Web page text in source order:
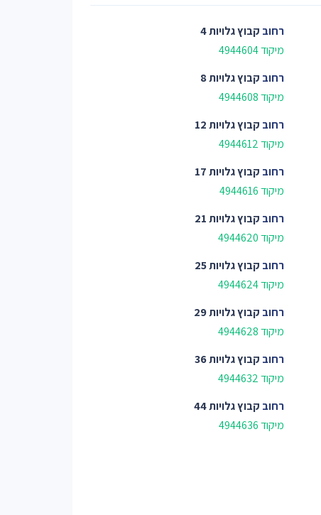
רחוב קבוץ גלויות 4
מיקוד 4944604
רחוב קבוץ גלויות 8
מיקוד 4944608
רחוב קבוץ גלויות 12
מיקוד 4944612
רחוב קבוץ גלויות 17
מיקוד 4944616
רחוב קבוץ גלויות 21
מיקוד 4944620
רחוב קבוץ גלויות 25
מיקוד 4944624
רחוב קבוץ גלויות 29
מיקוד 4944628
רחוב קבוץ גלויות 36
מיקוד 4944632
רחוב קבוץ גלויות 44
מיקוד 4944636